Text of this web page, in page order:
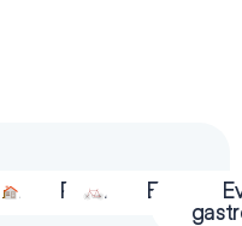
Alojamiento
Restauración
Actividades